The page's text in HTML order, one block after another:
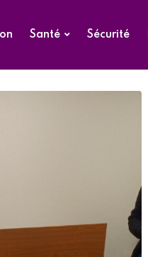
Santé Sécurité